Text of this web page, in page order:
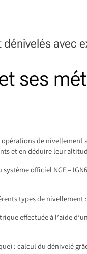
avec
ses
opérations de
et en déduire leur
officiel NGF –
types de nivellement :
effectuée à l’aide
: calcul du dénivelé